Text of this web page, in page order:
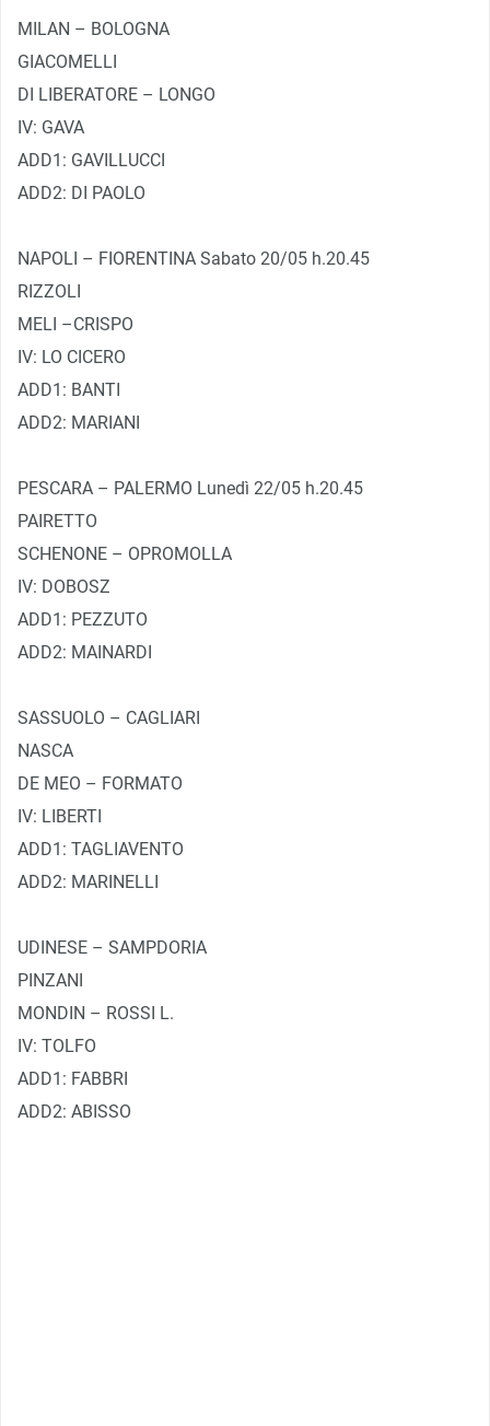
MILAN – BOLOGNA
GIACOMELLI
DI LIBERATORE – LONGO
IV: GAVA
ADD1: GAVILLUCCI
ADD2: DI PAOLO
NAPOLI – FIORENTINA Sabato 20/05 h.20.45
RIZZOLI
MELI –CRISPO
IV: LO CICERO
ADD1: BANTI
ADD2: MARIANI
PESCARA – PALERMO Lunedì 22/05 h.20.45
PAIRETTO
SCHENONE – OPROMOLLA
IV: DOBOSZ
ADD1: PEZZUTO
ADD2: MAINARDI
SASSUOLO – CAGLIARI
NASCA
DE MEO – FORMATO
IV: LIBERTI
ADD1: TAGLIAVENTO
ADD2: MARINELLI
UDINESE – SAMPDORIA
PINZANI
MONDIN – ROSSI L.
IV: TOLFO
ADD1: FABBRI
ADD2: ABISSO